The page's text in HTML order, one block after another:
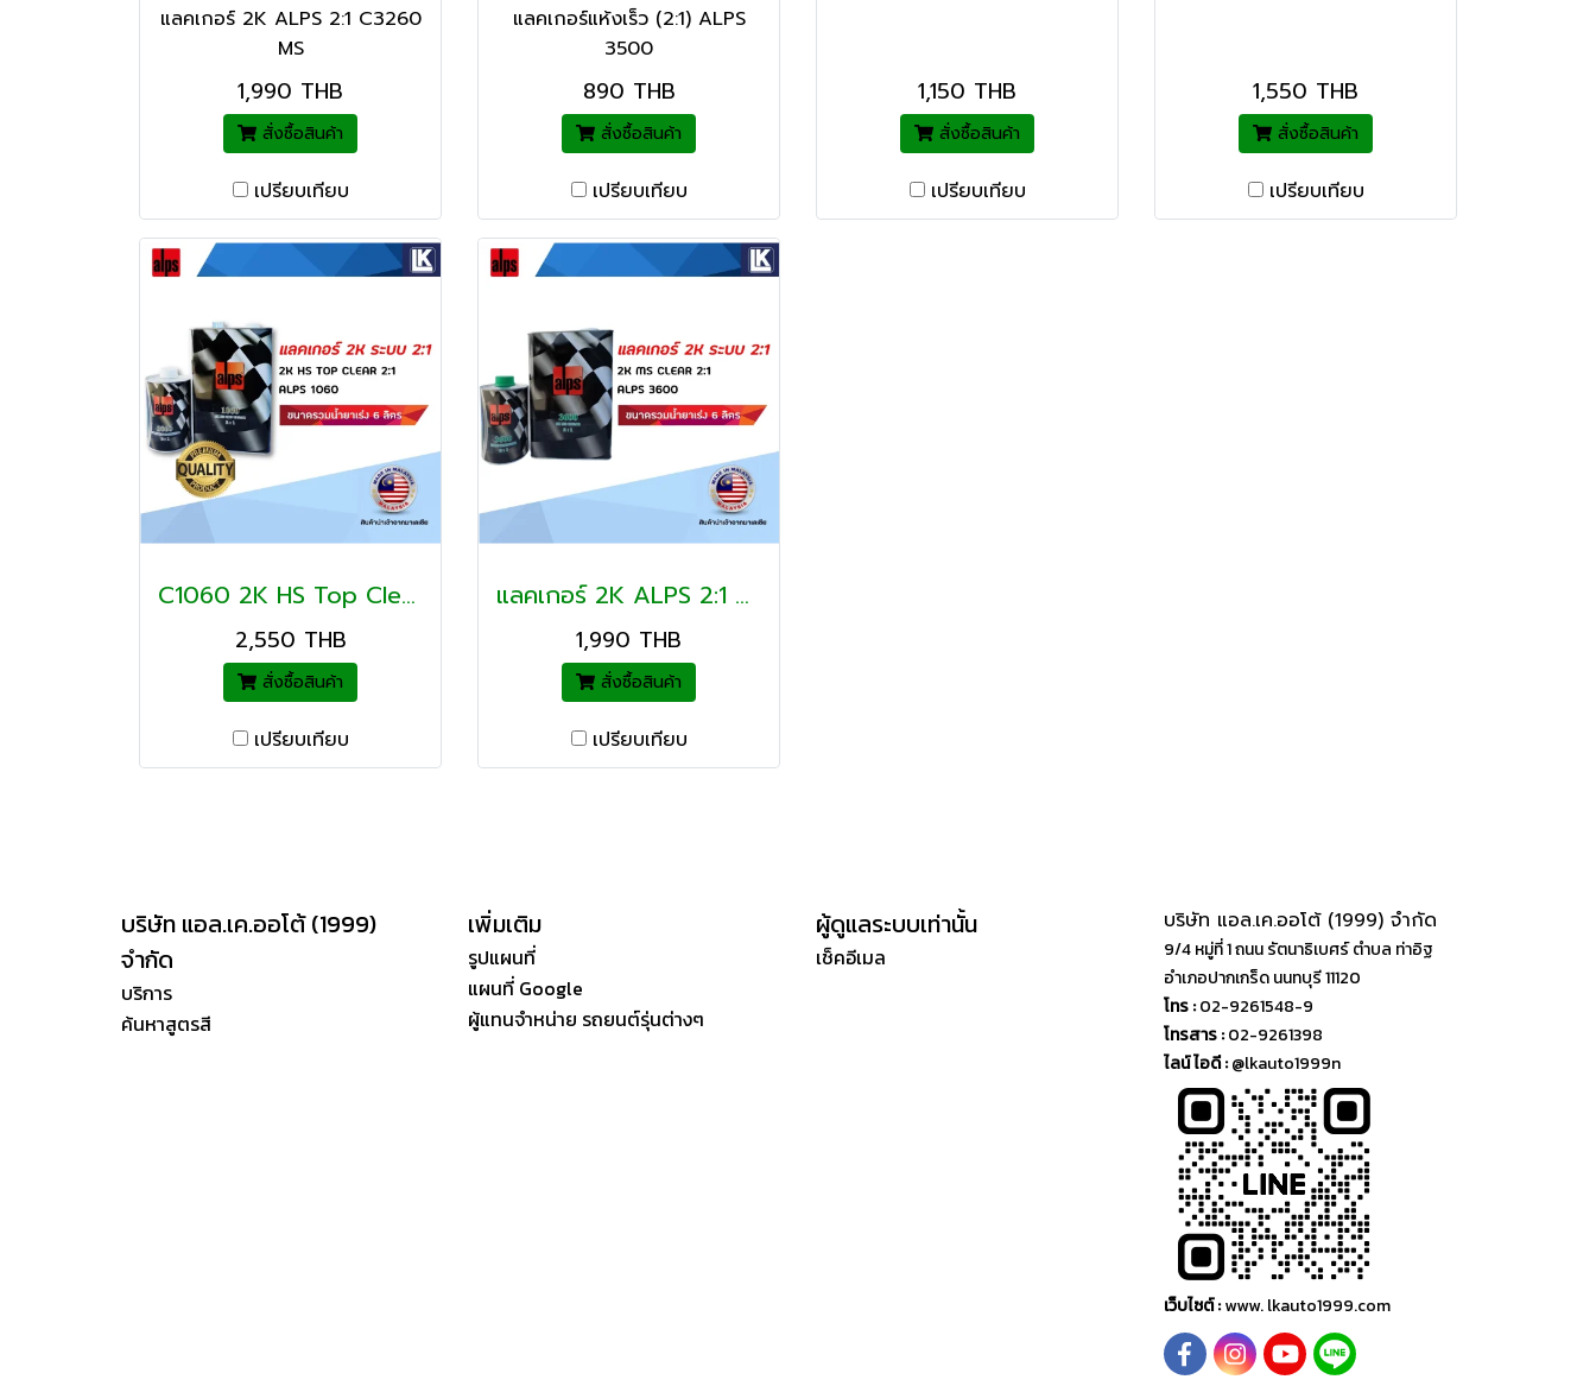
แลคเกอร์ 2K ALPS 2:1 C3260
MS
1,990 THB
สั่งซื้อสินค้า
เปรียบเทียบ
แลคเกอร์แห้งเร็ว (2:1) ALPS
3500
890 THB
สั่งซื้อสินค้า
เปรียบเทียบ
1,150 THB
สั่งซื้อสินค้า
เปรียบเทียบ
1,550 THB
สั่งซื้อสินค้า
เปรียบเทียบ
C1060 2K HS Top Clear
2,550 THB
สั่งซื้อสินค้า
เปรียบเทียบ
แลคเกอร์ 2K ALPS 2:1 C3600 MS ขนาดรวมน้ำยาเร่ง 6 ลิตร
1,990 THB
สั่งซื้อสินค้า
เปรียบเทียบ
บริษัท แอล.เค.ออโต้ (1999)
จำกัด
บริการ
ค้นหาสูตรสี
เพิ่มเติม
รูปแผนที่
แผนที่ Google
ผู้แทนจำหน่าย รถยนต์รุ่นต่างๆ
ผู้ดูแลระบบเท่านั้น
เช็คอีเมล
บริษัท แอล.เค.ออโต้ (1999) จำกัด
9/4 หมู่ที่ 1 ถนน รัตนาธิเบศร์ ตำบล ท่าอิฐ
อำเภอปากเกร็ด นนทบุรี 11120
โทร :02-9261548-9
โทรสาร :02-9261398
ไลน์ ไอดี :@lkauto1999n
เว็บไซต์ :www. lkauto1999.com